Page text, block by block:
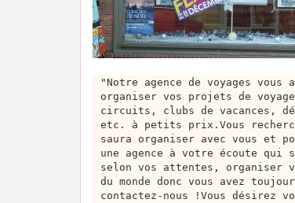
"Notre agence de voyages
organiser vos projets de
circuits, clubs de vacances,
etc. à petits prix.Vous
saura organiser avec vous et
une agence à votre écoute
selon vos attentes, organiser
du monde donc vous avez
contactez-nous !Vous désirez